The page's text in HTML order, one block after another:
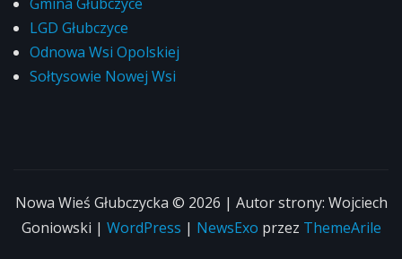
LGD Głubczyce
Odnowa Wsi Opolskiej
Sołtysowie Nowej Wsi
Nowa Wieś Głubczycka © 2026 | Autor strony: Wojciech
Goniowski | WordPress | NewsExo przez ThemeArile